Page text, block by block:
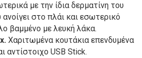
με την ίδια δερματίνη του
στο πλάι και εσωτερικό
βαμμένο με λευκή λάκα.
Χαριτωμένα κουτάκια επενδυμένα
αντίστοιχο USB Stick.